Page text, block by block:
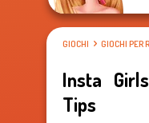
GIOCHI GIOCHI PER
Insta
Tips